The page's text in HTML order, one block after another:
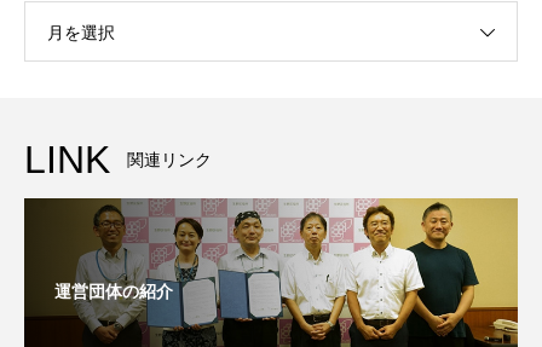
月を選択
LINK 関連リンク
運営団体の紹介